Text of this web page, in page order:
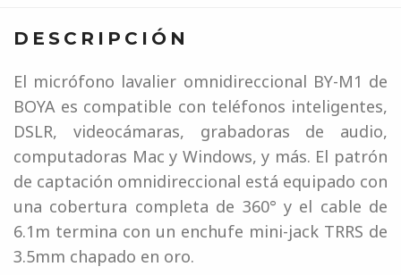
DESCRIPCIÓN
El micrófono lavalier omnidireccional BY-M1 de
BOYA es compatible con teléfonos inteligentes,
DSLR, videocámaras, grabadoras de audio,
computadoras Mac y Windows, y más. El patrón
de captación omnidireccional está equipado con
una cobertura completa de 360° y el cable de
6.1m termina con un enchufe mini-jack TRRS de
3.5mm chapado en oro.